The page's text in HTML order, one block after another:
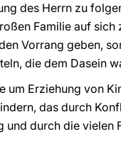
des Herrn zu
Familie auf
Vorrang geben,
die dem Dasein
um Erziehung von
das durch
durch die